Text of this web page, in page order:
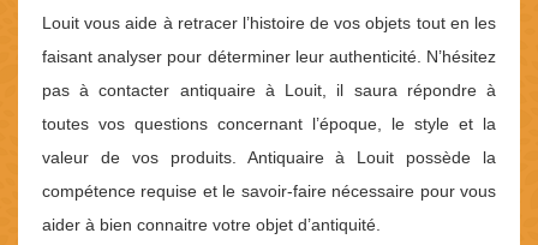
Louit vous aide à retracer l’histoire de vos objets tout en les
faisant analyser pour déterminer leur authenticité. N’hésitez
pas à contacter antiquaire à Louit, il saura répondre à
toutes vos questions concernant l’époque, le style et la
valeur de vos produits. Antiquaire à Louit possède la
compétence requise et le savoir-faire nécessaire pour vous
aider à bien connaitre votre objet d’antiquité.